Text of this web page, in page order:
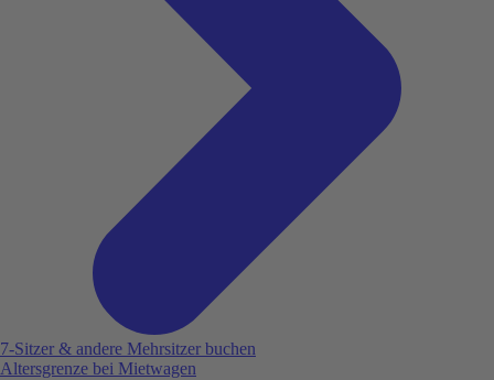
7-Sitzer & andere Mehrsitzer buchen
Altersgrenze bei Mietwagen